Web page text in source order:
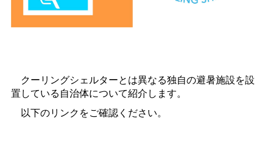
クーリングシェルターとは異なる独自の避暑施設を設
置している自治体について紹介します。
以下のリンクをご確認ください。